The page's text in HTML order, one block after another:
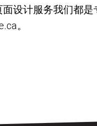
设计服务我们都
。